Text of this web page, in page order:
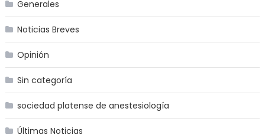
Generales
Noticias Breves
Opinión
Sin categoría
sociedad platense de anestesiología
Últimas Noticias